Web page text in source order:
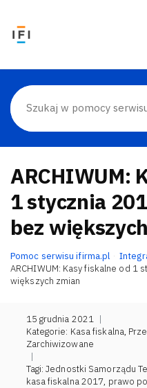
ARCHIWUM:
1 stycznia
bez
Pomoc serwisu ifirma.pl
ARCHIWUM: Kasy fiskalne od 1
większych zmian
15 grudnia 2021 |
Kategorie: Kasa fiskalna,
Zarchiwizowane
|
Tagi:Jednostki Samorządu
kasa fiskalna 2017, prawo